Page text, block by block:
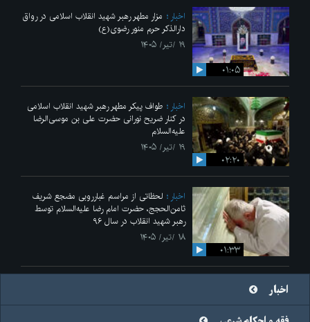
۰۱:۰۵
اخبار
مزار مطهر رهبر شهید انقلاب اسلامی در رواق
دارالذکر حرم منور رضوی(ع)
۱۹ /تیر/ ۱۴۰۵
۰۲:۲۰
اخبار
طواف پیکر مطهر رهبر شهید انقلاب اسلامی
در کنار ضریح نورانی حضرت علی‌ بن موسی‌الرضا
علیه‌السلام
۱۹ /تیر/ ۱۴۰۵
۰۱:۳۳
اخبار
لحظاتی از مراسم غبارروبی مضجع شریف
ثامن‌الحجج، حضرت امام رضا علیه‌السلام توسط
رهبر شهید انقلاب در سال ۹۶
۱۸ /تیر/ ۱۴۰۵
اخبار